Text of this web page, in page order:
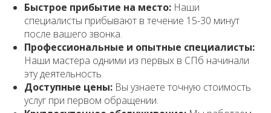
Быстрое прибытие на место: Наши
специалисты прибывают в течение 15-30 минут
после вашего звонка.
Профессиональные и опытные специалисты:
Наши мастера одними из первых в СПб начинали
эту деятельность.
Доступные цены: Вы узнаете точную стоимость
услуг при первом обращении.